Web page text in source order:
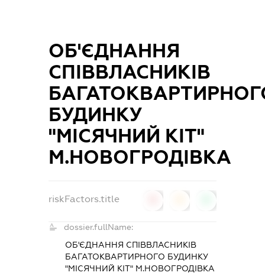
ОБ'ЄДНАННЯ
СПІВВЛАСНИКІВ
БУДИНКУ
"МІСЯЧНИЙ КІТ"
М.НОВОГРОДІВКА
riskFactors.title
dossier.fullName:
ОБ'ЄДНАННЯ СПІВВЛАСНИКІВ
БАГАТОКВАРТИРНОГО БУДИНКУ
"МІСЯЧНИЙ КІТ" М.НОВОГРОДІВКА